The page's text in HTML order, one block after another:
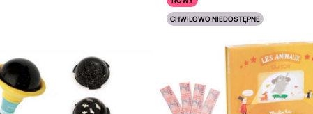
CHWILOWO NIEDOSTĘPNE